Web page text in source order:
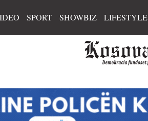
SPORT SHOWBIZ LIFESTYLE